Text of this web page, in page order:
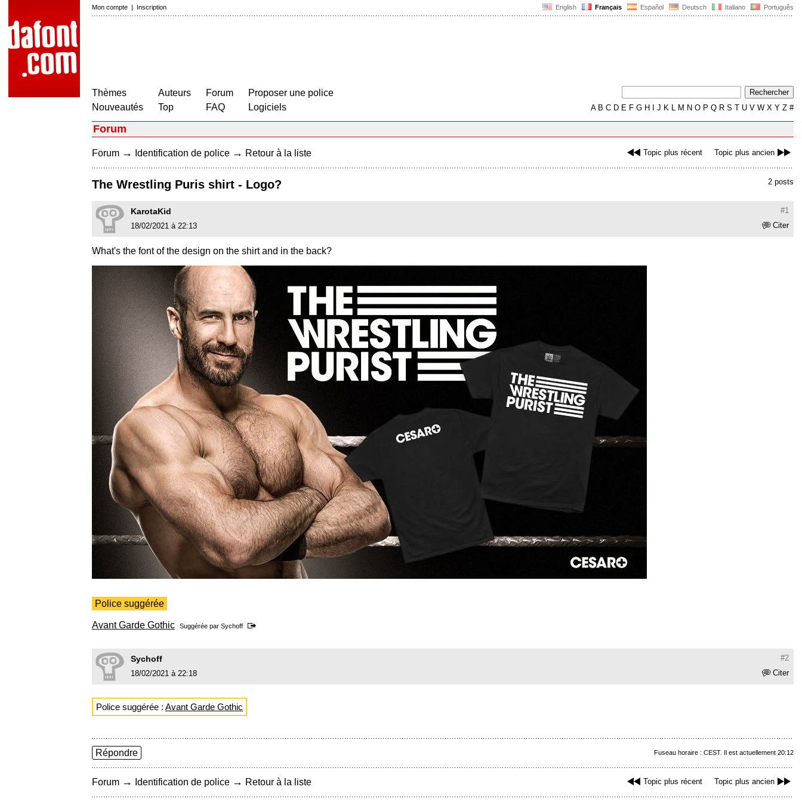
English Français Español Deutsch Italiano Português
Mon compte | Inscription
Thèmes
Nouveautés
Auteurs
Top
Forum
FAQ
Proposer une police
Logiciels
AB C D E F G H J K L M N O P Q R S T U V W X Y Z #
Forum
Topic plus récent Topic plus ancien
Forum → Identification de police → Retour à la liste
2 posts
The Wrestling Puris shirt - Logo?
#1
KarotaKid
Citer
18/02/2021 à 22:13
What's the font of the design on the shirt and in the back?
Police suggérée
Avant Garde Gothic Suggérée par Sychoff
#2
Sychoff
Citer
18/02/2021 à 22:18
Police suggérée : Avant Garde Gothic
Fuseau horaire : CEST. Il est actuellement 20:12
Répondre
Topic plus récent Topic plus ancien
Forum → Identification de police → Retour à la liste